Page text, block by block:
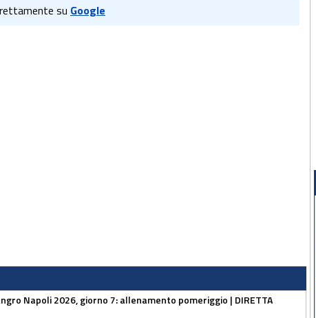
su Google
Napoli 2026, giorno 7: allenamento pomeriggio | DIRETTA